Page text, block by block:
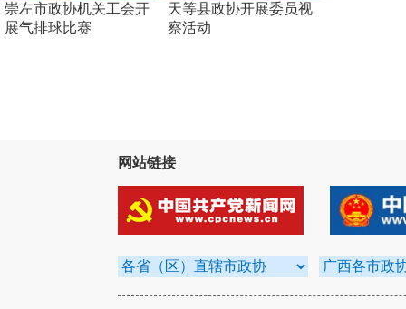
崇左市政协机关工会开
展气排球比赛
天等县政协开展委员视
察活动
网站链接